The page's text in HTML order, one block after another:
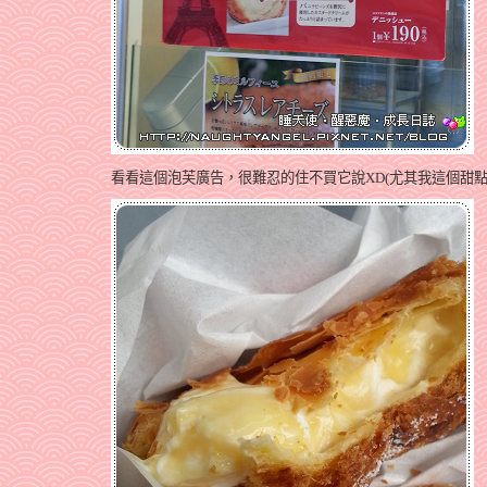
看看這個泡芙廣告，很難忍的住不買它說XD(尤其我這個甜